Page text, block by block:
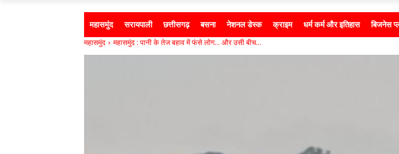
महासमुंद सरायपाली छत्तीसगढ़ बसना नेशनल डेस्क क्राइम धर्म कर्म और इतिहास बिजनेस
महासमुंद महासमुंद : पानी के तेज बहाव में फंसे लोग… और उसी बीच...